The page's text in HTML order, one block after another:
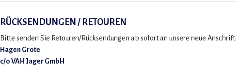
RÜCKSENDUNGEN / RETOUREN
Bitte senden Sie Retouren/Rücksendungen ab sofort an unsere neue Anschrift:
Hagen Grote
c/o VAH Jager GmbH